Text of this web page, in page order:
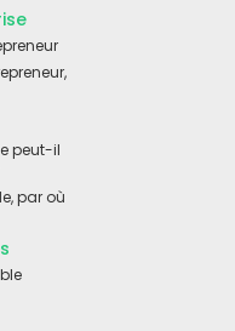
peut-il
par où